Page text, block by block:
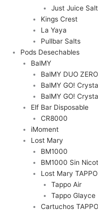
Just Juice
Kings Crest
La Yaya
Pullbar Salts
Pods Desechables
BalMY
BalMY DUO ZERO
BalMY GO!
BalMY GO!
Elf Bar Disposable
CR8000
iMoment
Lost Mary
BM1000
BM1000 Sin
Lost Mary
Tappo Air
Tappo Glayce
Cartuchos TAPPO